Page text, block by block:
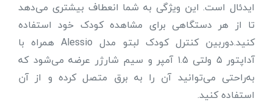
ایدئال است. این ویژگی به شما انعطاف بیشتری می‌دهد
تا از هر دستگاهی برای مشاهده کودک خود استفاده
کنید.دوربین کنترل کودک لبتو مدل Alessio همراه با
آداپتور ۵ ولتی ۱.۵ آمپر و سیم شارژر عرضه می‌شود که
به‌راحتی می‌توانید آن را به برق متصل کرده و از آن
استفاده کنید.